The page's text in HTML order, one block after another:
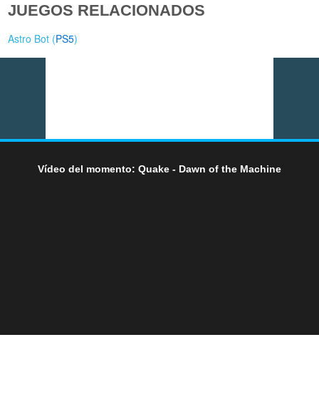
JUEGOS RELACIONADOS
Astro Bot (PS5)
Vídeo del momento: Quake - Dawn of the Machine